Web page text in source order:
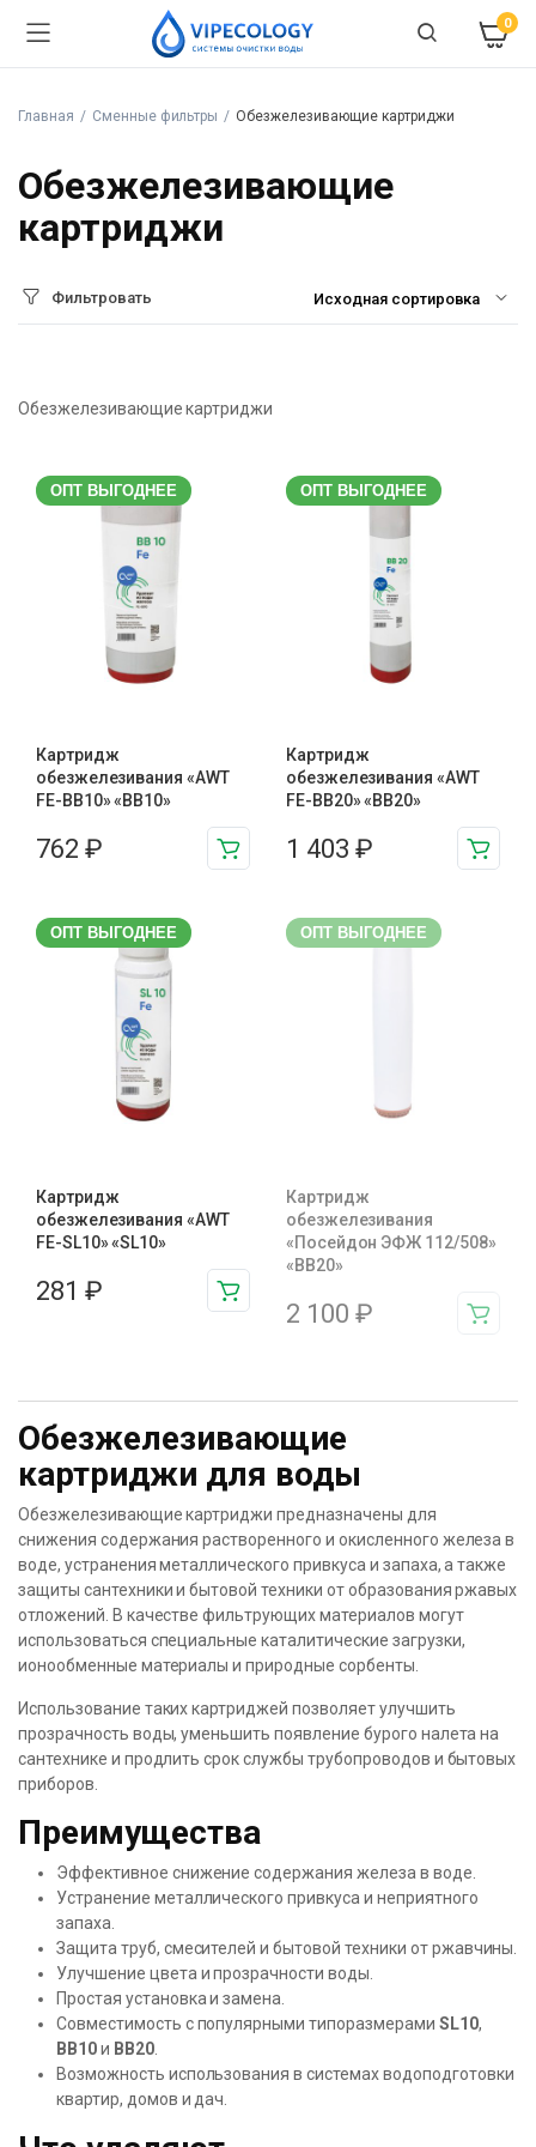
0
Главная Сменные фильтры Обезжелезивающие картриджи
Обезжелезивающие
картриджи
Фильтровать
Обезжелезивающие картриджи
ОПТ ВЫГОДНЕЕ
Картридж
обезжелезивания «AWT
FE-BB10» «BB10»
762 ₽
ОПТ ВЫГОДНЕЕ
Картридж
обезжелезивания «AWT
FE-BB20» «BB20»
1 403 ₽
ОПТ ВЫГОДНЕЕ
Картридж
обезжелезивания «AWT
FE-SL10» «SL10»
281 ₽
ОПТ ВЫГОДНЕЕ
Картридж
обезжелезивания
«Посейдон ЭФЖ 112/508»
«BB20»
2 100 ₽
Обезжелезивающие
картриджи для воды
Обезжелезивающие картриджи предназначены для
снижения содержания растворенного и окисленного железа в
воде, устранения металлического привкуса и запаха, а также
защиты сантехники и бытовой техники от образования ржавых
отложений. В качестве фильтрующих материалов могут
использоваться специальные каталитические загрузки,
ионообменные материалы и природные сорбенты.
Использование таких картриджей позволяет улучшить
прозрачность воды, уменьшить появление бурого налета на
сантехнике и продлить срок службы трубопроводов и бытовых
приборов.
Преимущества
Эффективное снижение содержания железа в воде.
Устранение металлического привкуса и неприятного
запаха.
Защита труб, смесителей и бытовой техники от ржавчины.
Улучшение цвета и прозрачности воды.
Простая установка и замена.
Совместимость с популярными типоразмерами SL10,
BB10и BB20.
Возможность использования в системах водоподготовки
квартир, домов и дач.